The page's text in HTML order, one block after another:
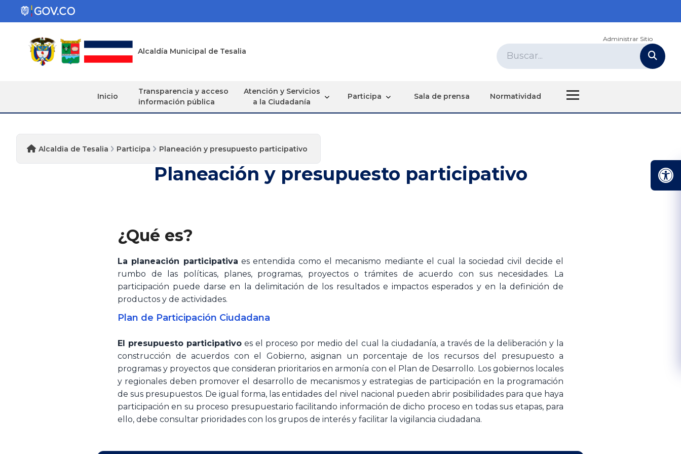
Alcaldía Municipal de Tesalia
Administrar Sitio
Inicio
Transparencia y acceso
información pública
Atención y Servicios
a la Ciudadanía
Participa Sala de prensa Normatividad
Alcaldia de Tesalia Participa Planeación y presupuesto participativo
Planeación y presupuesto participativo
​¿Qué es?​
La planeación participativa es entendida como el mecanismo mediante el cual la sociedad civil decide el
rumbo de las políticas, planes, programas, proyectos o trámites de acuerdo con sus necesidades. La
participación puede darse en la delimitación de los resultados e impactos esperados y en la definición de
productos y de actividades.
Plan de Participació​n Ciudadana​​
El presupuesto participativo es el proceso por medio del cual la ciudadanía, a través de la deliberación y la
construcción de acuerdos con el Gobierno, asignan un porcentaje de los recursos del presupuesto a
programas y proyectos que consideran prioritarios en armonía con el Plan de Desarrollo. Los gobiernos locales
y regionales deben promover el desarrollo de mecanismos y estrategias de participación en la programación
de sus presupuestos. De igual forma, las entidades del nivel nacional pueden abrir posibilidades para que haya
participación en su proceso presupuestario facilitando información de dicho proceso en todas sus etapas, para
ello, debe consultar prioridades con los grupos de in​terés y facilitar la vigilancia ciudadana.